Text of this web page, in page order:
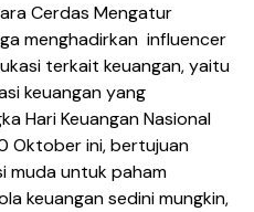
Cerdas Mengatur
menghadirkan influencer
terkait keuangan, yaitu
keuangan yang
Hari Keuangan Nasional
Oktober ini, bertujuan
muda untuk paham
keuangan sedini mungkin,